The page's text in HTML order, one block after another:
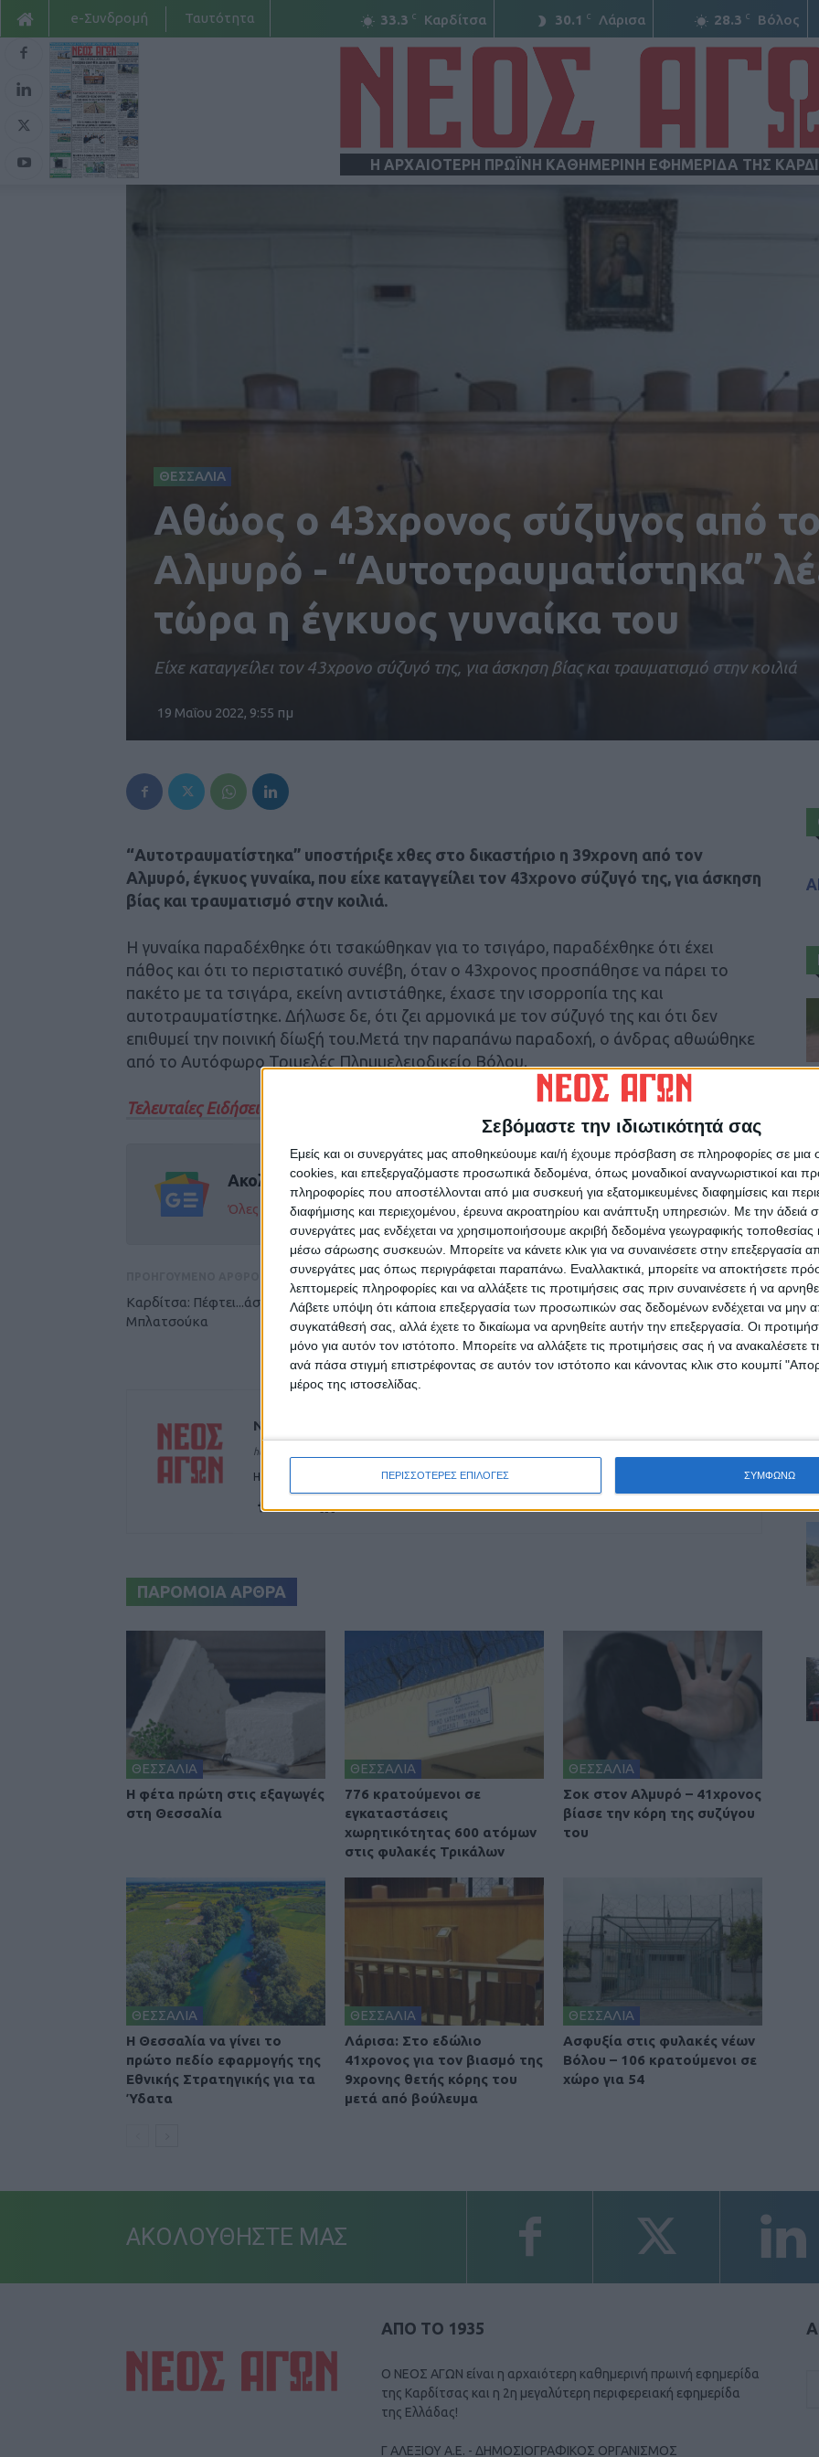
Σεβόμαστε την ιδιωτικότητά σας
Εμείς και οι συνεργάτες μας αποθηκεύουμε και/ή έχουμε πρόσβαση σε πληροφορίες σε
cookies, και επεξεργαζόμαστε προσωπικά δεδομένα, όπως μοναδικοί αναγνωριστικοί και
πληροφορίες που αποστέλλονται από μια συσκευή για εξατομικευμένες διαφημίσεις και
διαφήμισης και περιεχομένου, έρευνα ακροατηρίου και ανάπτυξη υπηρεσιών. Με την άδειά
συνεργάτες μας ενδέχεται να χρησιμοποιήσουμε ακριβή δεδομένα γεωγραφικής τοποθεσίας
μέσω σάρωσης συσκευών. Μπορείτε να κάνετε κλικ για να συναινέσετε στην επεξεργασία
συνεργάτες μας όπως περιγράφεται παραπάνω. Εναλλακτικά, μπορείτε να αποκτήσετε
λεπτομερείς πληροφορίες και να αλλάξετε τις προτιμήσεις σας πριν συναινέσετε ή να
Λάβετε υπόψη ότι κάποια επεξεργασία των προσωπικών σας δεδομένων ενδέχεται να μην
συγκατάθεσή σας, αλλά έχετε το δικαίωμα να αρνηθείτε αυτήν την επεξεργασία. Οι
μόνο για αυτόν τον ιστότοπο. Μπορείτε να αλλάξετε τις προτιμήσεις σας ή να ανακαλέσετε
ανά πάσα στιγμή επιστρέφοντας σε αυτόν τον ιστότοπο και κάνοντας κλικ στο κουμπί
μέρος της ιστοσελίδας.
ΠΕΡΙΣΣΟΤΕΡΕΣ ΕΠΙΛΟΓΕΣ ΣΥΜΦΩΝΩ
33.3 C Καρδίτσα 30.1 C Λάρισα 28.3 C Βόλος
e-Συνδρομή Ταυτότητα
Η ΑΡΧΑΙΟΤΕΡΗ ΠΡΩΪΝΗ ΚΑΘΗΜΕΡΙΝΗ ΕΦΗΜΕΡΙΔΑ ΤΗΣ
ΘΕΣΣΑΛΙΑ
Αθώος ο 43χρονος σύζυγος από
Αλμυρό - “Αυτοτραυματίστηκα”
τώρα η έγκυος γυναίκα του
Eίχε καταγγείλει τον 43χρονο σύζυγό της, για άσκηση βίας και τραυματισμό στην κοιλιά
19 Μαΐου 2022, 9:55 πμ
“Αυτοτραυματίστηκα” υποστήριξε χθες στο δικαστήριο η 39χρονη από τον
Αλμυρό, έγκυος γυναίκα, που είχε καταγγείλει τον 43χρονο σύζυγό της, για άσκηση
βίας και τραυματισμό στην κοιλιά.
Η γυναίκα παραδέχθηκε ότι τσακώθηκαν για το τσιγάρο, παραδέχθηκε ότι έχει
πάθος και ότι το περιστατικό συνέβη, όταν ο 43χρονος προσπάθησε να πάρει το
πακέτο με τα τσιγάρα, εκείνη αντιστάθηκε, έχασε την ισορροπία της και
αυτοτραυματίστηκε. Δήλωσε δε, ότι ζει αρμονικά με τον σύζυγό της και ότι δεν
επιθυμεί την ποινική δίωξή του.Μετά την παραπάνω παραδοχή, ο άνδρας αθωώθηκε
από το Αυτόφωρο Τριμελές Πλημμελειοδικείο Βόλου.
Τελευταίες Ειδήσεις Σήμερα
Ακολούθησε την εφημερίδα ΝΕΟΣ ΑΓΩΝ στο Google News!
Όλες οι εξελίξεις στην περιοχή της Καρδίτσας και ευρύτερα της Θεσσαλίας
Καρδίτσα: Πέφτει...άσφαλτος στην οδό
Μπλατσούκα
ΕΠΟΜΕΝΟ ΑΡΘΡΟ
Εύβοια: Αγωνία για τον άνδρα που αγνοείται
από την κακοκαιρία - Σηκώθηκε ελικόπτερο
για την εύρεσή του
ΝΕΟΣ ΑΓΩΝ
https://neosagon.gr
Η Αρχαιότερη Καθημερινή Πρωινή Εφημερίδα της Καρδίτσας
ΠΑΡΟΜΟΙΑ ΑΡΘΡΑ
ΘΕΣΣΑΛΙΑ
Η φέτα πρώτη στις εξαγωγές
στη Θεσσαλία
ΘΕΣΣΑΛΙΑ
776 κρατούμενοι σε
εγκαταστάσεις
χωρητικότητας 600 ατόμων
στις φυλακές Τρικάλων
ΘΕΣΣΑΛΙΑ
Σοκ στον Αλμυρό – 41χρονος
βίασε την κόρη της συζύγου
του
ΘΕΣΣΑΛΙΑ
Η Θεσσαλία να γίνει το
πρώτο πεδίο εφαρμογής της
Εθνικής Στρατηγικής για τα
Ύδατα
ΘΕΣΣΑΛΙΑ
Λάρισα: Στο εδώλιο
41χρονος για τον βιασμό της
9χρονης θετής κόρης του
μετά από βούλευμα
ΘΕΣΣΑΛΙΑ
Ασφυξία στις φυλακές νέων
Βόλου – 106 κρατούμενοι σε
χώρο για 54
ΑΚΟΛΟΥΘΗΣΤΕ ΜΑΣ
ΑΠΟ ΤΟ 1935
Ο ΝΕΟΣ ΑΓΩΝ είναι η αρχαιότερη καθημερινή πρωινή εφημερίδα
της Καρδίτσας και η 2η μεγαλύτερη περιφερειακή εφημερίδα
της Ελλάδας!
Γ ΑΛΕΞΙΟΥ Α.Ε. - ΔΗΜΟΣΙΟΓΡΑΦΙΚΟΣ ΟΡΓΑΝΙΣΜΟΣ